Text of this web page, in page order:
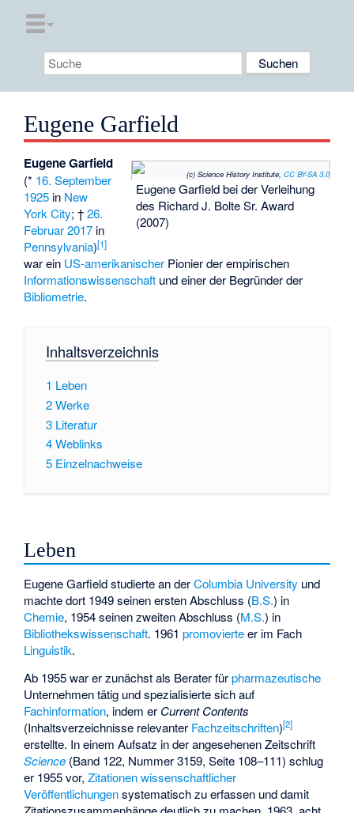
Eugene Garfield
(c) Science History Institute, CC BY-SA 3.0
Eugene Garfield bei der Verleihung
des Richard J. Bolte Sr. Award
(2007)
Eugene Garfield
(* 16. September
1925 in New
York City; †26.
Februar 2017 in
Pennsylvania)[1]
war ein US-amerikanischer Pionier der empirischen
Informationswissenschaft und einer der Begründer der
Bibliometrie.
Inhaltsverzeichnis
1 Leben
2Werke
3 Literatur
4Weblinks
5 Einzelnachweise
Leben
Eugene Garfield studierte an derColumbia University und
machte dort 1949 seinen ersten Abschluss (B.S.) in
Chemie, 1954 seinen zweiten Abschluss (M.S.) in
Bibliothekswissenschaft. 1961promovierteer im Fach
Linguistik.
Ab 1955 war er zunächst als Berater fürpharmazeutische
Unternehmen tätig und spezialisierte sich auf
Fachinformation, indem er Current Contents
(Inhaltsverzeichnisse relevanter Fachzeitschriften)[2]
erstellte. In einem Aufsatz in der angesehenen Zeitschrift
Science (Band 122, Nummer 3159, Seite 108–111) schlug
er 1955 vor,Zitationen wissenschaftlicher
Veröffentlichungensystematisch zu erfassen und damit